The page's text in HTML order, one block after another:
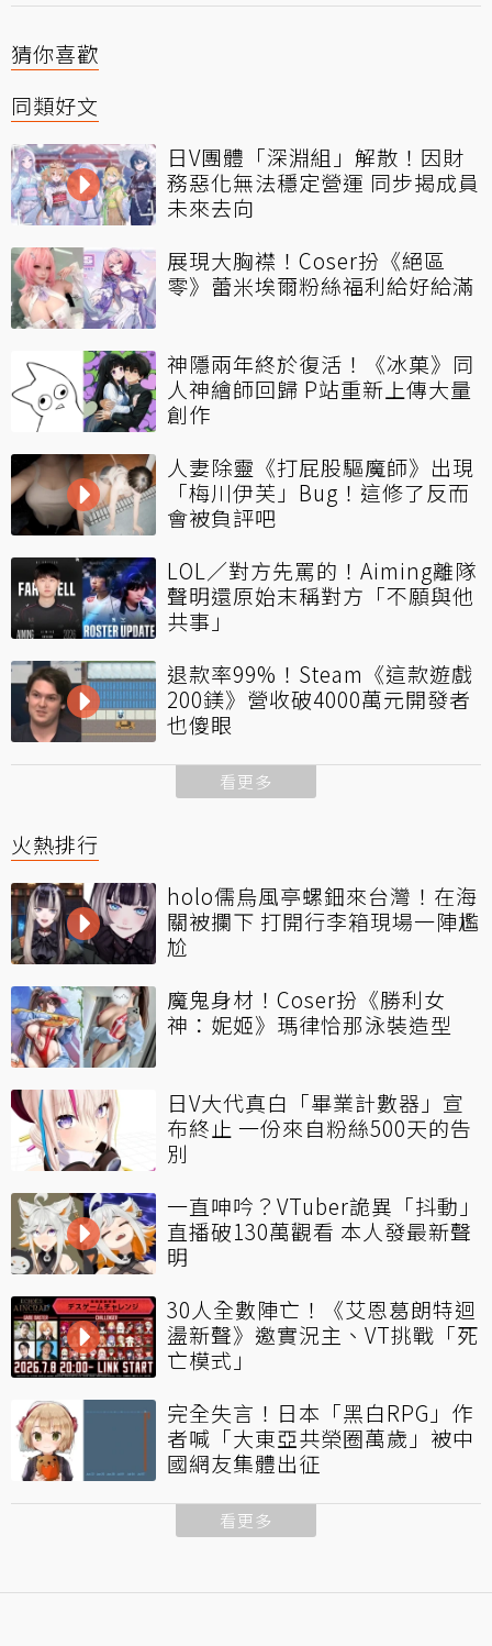
猜你喜歡
同類好文
日V團體「深淵組」解散！因財
務惡化無法穩定營運 同步揭成員
未來去向
展現大胸襟！Coser扮《絕區
零》蕾米埃爾粉絲福利給好給滿
神隱兩年終於復活！《冰菓》同
人神繪師回歸 P站重新上傳大量
創作
人妻除靈《打屁股驅魔師》出現
「梅川伊芙」Bug！這修了反而
會被負評吧
LOL／對方先罵的！Aiming離隊
聲明還原始末稱對方「不願與他
共事」
退款率99%！Steam《這款遊戲
200鎂》營收破4000萬元開發者
也傻眼
看更多
火熱排行
holo儒烏風亭螺鈿來台灣！在海
關被攔下 打開行李箱現場一陣尷
尬
魔鬼身材！Coser扮《勝利女
神：妮姬》瑪律恰那泳裝造型
日V大代真白「畢業計數器」宣
布終止 一份來自粉絲500天的告
別
一直呻吟？VTuber詭異「抖動」
直播破130萬觀看 本人發最新聲
明
30人全數陣亡！《艾恩葛朗特迴
盪新聲》邀實況主、VT挑戰「死
亡模式」
完全失言！日本「黑白RPG」作
者喊「大東亞共榮圈萬歲」被中
國網友集體出征
看更多